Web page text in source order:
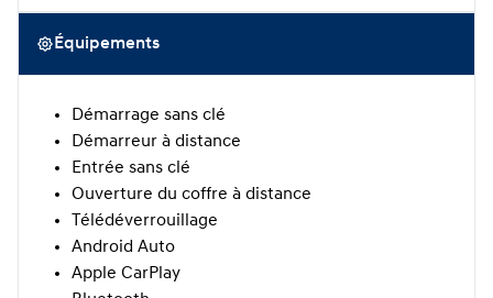
Équipements
Démarrage sans clé
Démarreur à distance
Entrée sans clé
Ouverture du coffre à distance
Télédéverrouillage
Android Auto
Apple CarPlay